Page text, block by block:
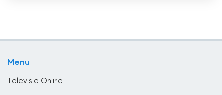
Menu
Televisie Online